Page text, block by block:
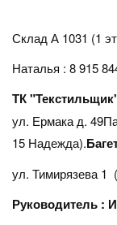
Склад А 1031 (1
Наталья : 8 915
ТК
ул. Ермака д.
15 Надежда).
ул. Тимирязева 1
Руководитель :